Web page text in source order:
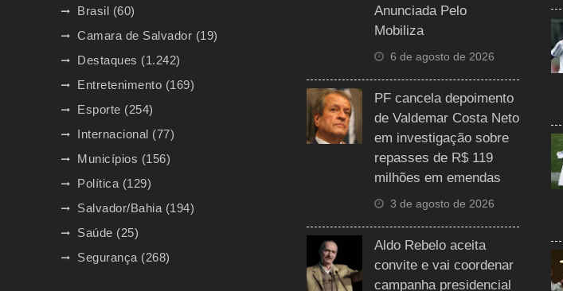
Brasil (60)
Camara de Salvador (19)
Destaques (1.242)
Entretenimento (169)
Esporte (254)
Internacional (77)
Municípios (156)
Política (129)
Salvador/Bahia (194)
Saúde (25)
Segurança (268)
Anunciada Pelo
Mobiliza
6 de agosto de 2026
PF cancela depoimento
de Valdemar Costa Neto
em investigação sobre
repasses de R$ 119
milhões em emendas
3 de agosto de 2026
Aldo Rebelo aceita
convite e vai coordenar
campanha presidencial